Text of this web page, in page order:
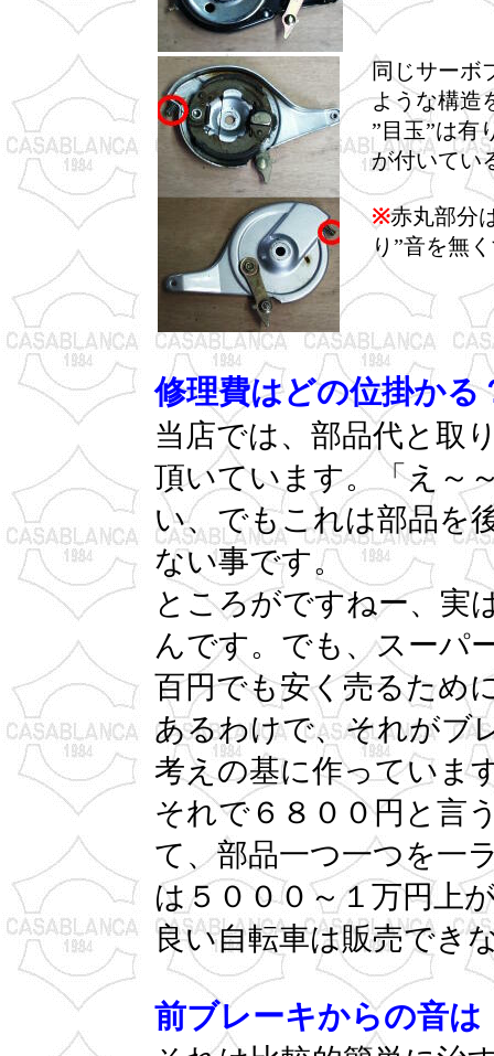
同じサーボ
ような構造
”目玉”は有
が付いてい
※赤丸部分
り”音を無
修理費はどの位掛かる
当店では、部品代と取
頂いています。「え～
い、でもこれは部品を
ない事です。
ところがですねー、実
んです。でも、スーパ
百円でも安く売るため
あるわけで、それがブ
考えの基に作っていま
それで６８００円と言
て、部品一つ一つを一
は５０００～１万円上
良い自転車は販売でき
前ブレーキからの音は